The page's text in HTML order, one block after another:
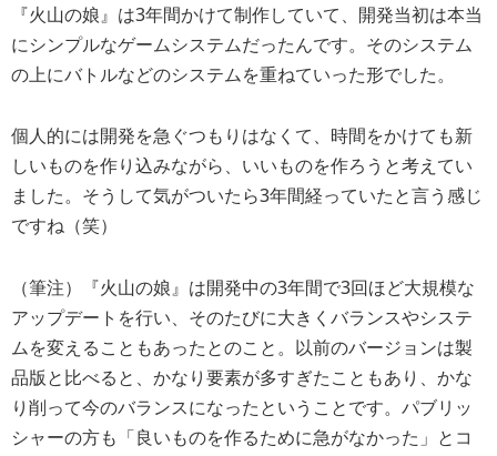
『火山の娘』は3年間かけて制作していて、開発当初は本当
にシンプルなゲームシステムだったんです。そのシステム
の上にバトルなどのシステムを重ねていった形でした。
個人的には開発を急ぐつもりはなくて、時間をかけても新
しいものを作り込みながら、いいものを作ろうと考えてい
ました。そうして気がついたら3年間経っていたと言う感じ
ですね（笑）
（筆注）『火山の娘』は開発中の3年間で3回ほど大規模な
アップデートを行い、そのたびに大きくバランスやシステ
ムを変えることもあったとのこと。以前のバージョンは製
品版と比べると、かなり要素が多すぎたこともあり、かな
り削って今のバランスになったということです。パブリッ
シャーの方も「良いものを作るために急がなかった」とコ